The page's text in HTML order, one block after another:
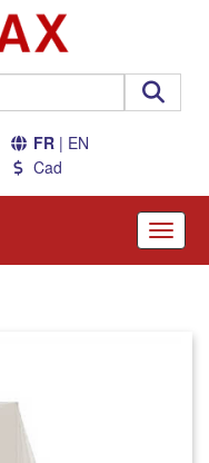
FR| EN
Cad
Toggle